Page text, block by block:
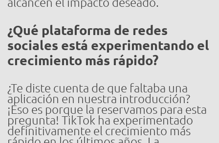
¿Qué plataforma de redes
sociales está experimentando el
crecimiento más rápido?
¿Te diste cuenta de que faltaba una
aplicación en nuestra introducción?
¡Eso es porque la reservamos para esta
pregunta! TikTok ha experimentado
definitivamente el crecimiento más